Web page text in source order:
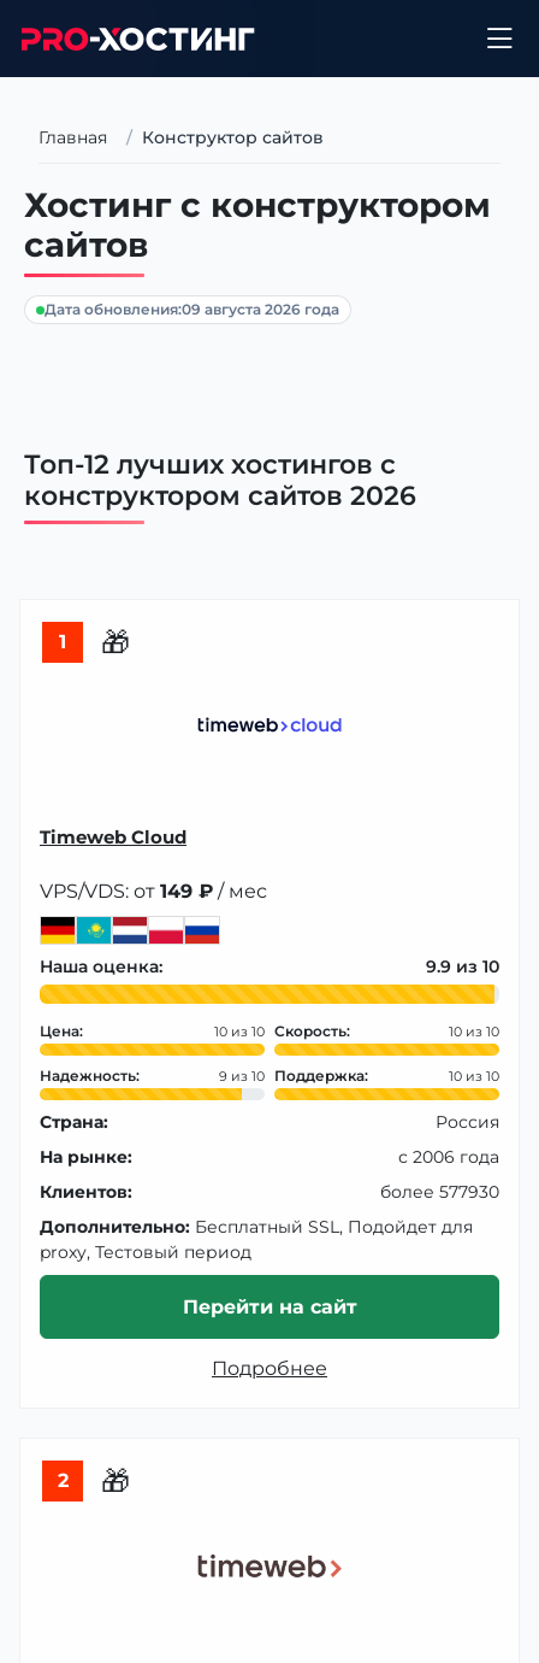
Главная Конструктор сайтов
Хостинг с конструктором
сайтов
Дата обновления:09 августа 2026 года
Топ-12 лучших хостингов с
конструктором сайтов 2026
1 🎁
Timeweb Cloud
VPS/VDS: от 149 ₽ / мес
Наша оценка: 9.9
Цена: 10 Скорость: 10
Надежность: 9 Поддержка: 10
Страна:
Россия
На рынке:
с 2006 года
Клиентов:
более 577930
Дополнительно: Бесплатный SSL, Подойдет для
proxy, Тестовый период
Перейти на сайт
Подробнее
2 🎁